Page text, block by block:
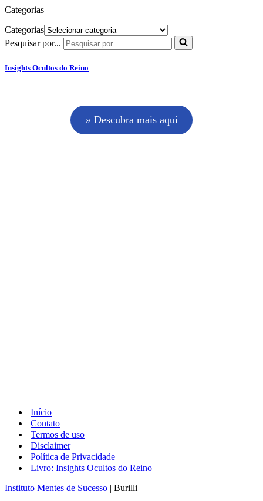
Categorias
Categorias
Pesquisar por...
Insights Ocultos do Reino
» Descubra mais aqui
Início
Contato
Termos de uso
Disclaimer
Política de Privacidade
Livro: Insights Ocultos do Reino
Instituto Mentes de Sucesso | Burilli